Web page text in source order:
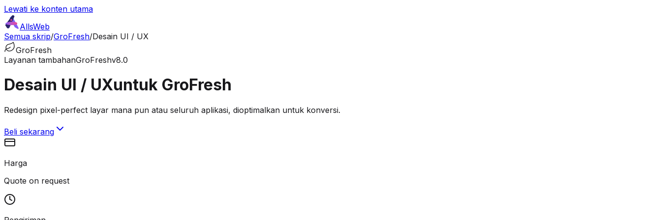
Lewati ke konten utama
AllsWeb
Semua skrip/GroFresh/Desain UI / UX
GroFresh
Layanan tambahanGroFreshv8.0
Desain UI / UXuntuk GroFresh
Redesign pixel-perfect layar mana pun atau seluruh aplikasi, dioptimalkan untuk konversi.
Beli sekarang
Harga
Quote on request